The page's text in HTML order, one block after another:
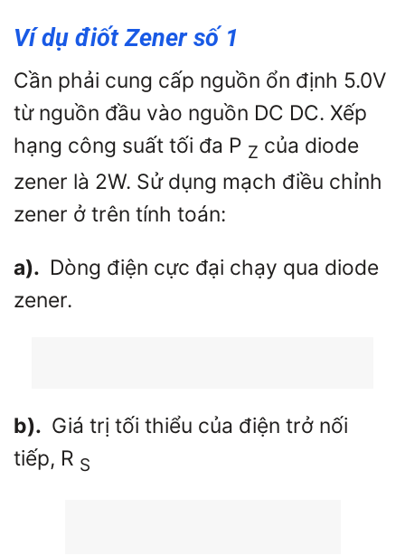
Ví dụ điốt Zener số 1
Cần phải cung cấp nguồn ổn định 5.0V
từ nguồn đầu vào nguồn DC DC. Xếp
hạng công suất tối đa P Z của diode
zener là 2W. Sử dụng mạch điều chỉnh
zener ở trên tính toán:
a). Dòng điện cực đại chạy qua diode
zener.
b). Giá trị tối thiểu của điện trở nối
tiếp, R S